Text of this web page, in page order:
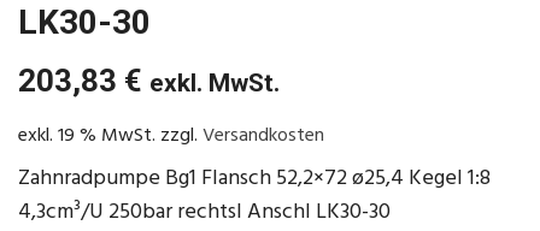
LK30-30
203,83 € exkl. MwSt.
exkl. 19 % MwSt. zzgl.Versandkosten
Zahnradpumpe Bg1 Flansch 52,2×72 ø25,4 Kegel 1:8
4,3cm³/U 250bar rechtsl Anschl LK30-30